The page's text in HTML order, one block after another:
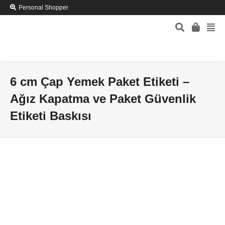
Personal Shopper
6 cm Çap Yemek Paket Etiketi –
Ağız Kapatma ve Paket Güvenlik
Etiketi Baskısı